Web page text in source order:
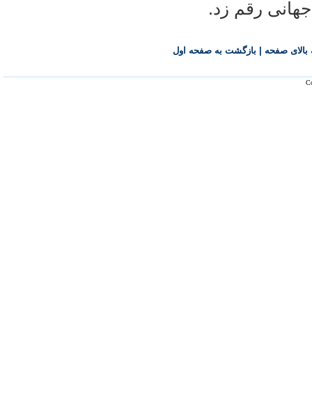
جهانی رقم زد.
صفحه بازگشت به صفحه اول